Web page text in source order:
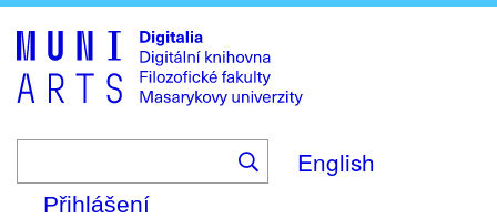
to
main
content
English
Přihlášení